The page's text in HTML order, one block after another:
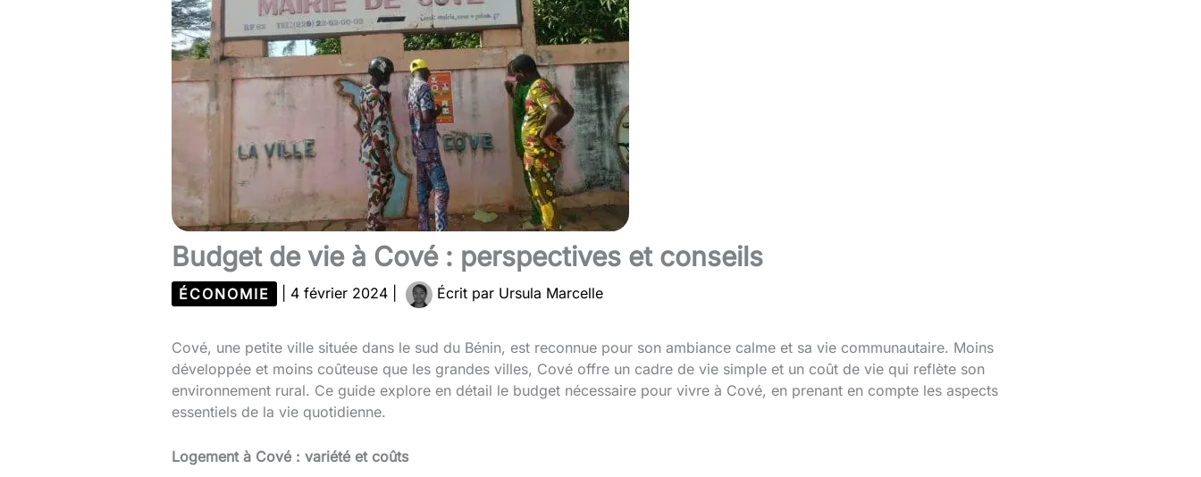
Budget de vie à Cové : perspectives et conseils
ÉCONOMIE 4 février 2024 Écrit par Ursula Marcelle
Cové, une petite ville située dans le sud du Bénin, est reconnue pour son ambiance calme et sa vie communautaire. Moins
développée et moins coûteuse que les grandes villes, Cové offre un cadre de vie simple et un coût de vie qui reflète son
environnement rural. Ce guide explore en détail le budget nécessaire pour vivre à Cové, en prenant en compte les aspects
essentiels de la vie quotidienne.
Logement à Cové : variété et coûts